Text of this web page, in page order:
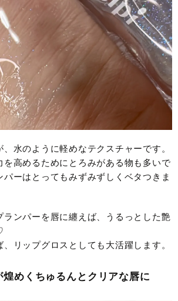
水のように軽めなテクスチャーです。
を高めるためにとろみがある物も多いで
ーはとってもみずみずしくベタつきま
ランパーを唇に纏えば、うるっとした艶
リップグロスとしても大活躍します。
煌めくちゅるんとクリアな唇に